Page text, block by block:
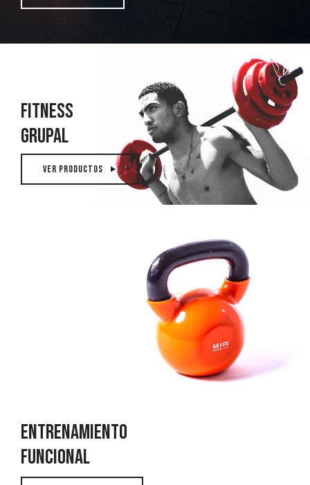
Fitness
Grupal
Ver productos
Entrenamiento
Funcional